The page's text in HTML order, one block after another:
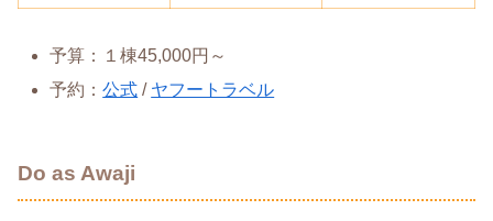
予算：１棟45,000円～
予約：公式 / ヤフートラベル
Do as Awaji